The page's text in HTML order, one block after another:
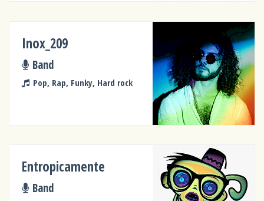
Inox_209
Band
Pop, Rap, Funky, Hard rock
Entropicamente
Band